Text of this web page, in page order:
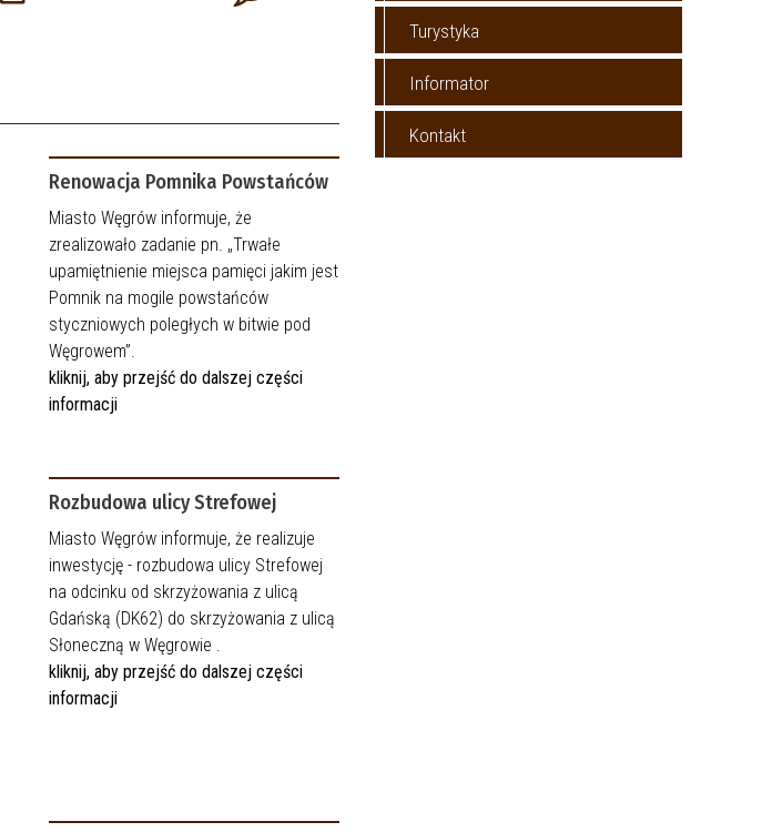
Renowacja Pomnika Powstańców
Miasto Węgrów informuje, że
zrealizowało zadanie pn. „Trwałe
upamiętnienie miejsca pamięci jakim jest
Pomnik na mogile powstańców
styczniowych poległych w bitwie pod
Węgrowem”.
kliknij, aby przejść do dalszej części
informacji
Rozbudowa ulicy Strefowej
Miasto Węgrów informuje, że realizuje
inwestycję - rozbudowa ulicy Strefowej
na odcinku od skrzyżowania z ulicą
Gdańską (DK62) do skrzyżowania z ulicą
Słoneczną w Węgrowie .
kliknij, aby przejść do dalszej części
informacji
Turystyka
Informator
Kontakt